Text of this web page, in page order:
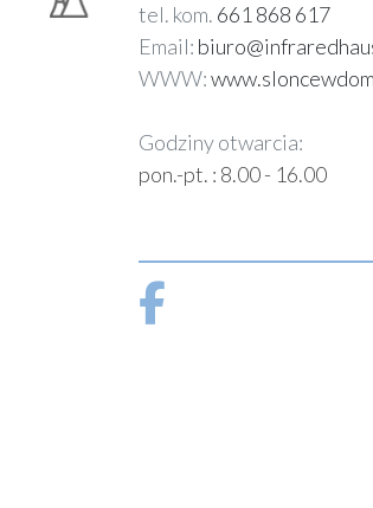
tel. kom. 661 868 617
Email:
WWW:
Godziny otwarcia:
pon.-pt. : 8.00 - 16.00